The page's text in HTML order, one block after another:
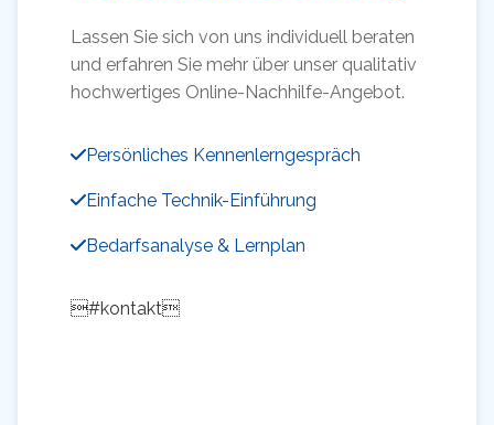
Lassen Sie sich von uns individuell beraten
und erfahren Sie mehr über unser qualitativ
hochwertiges Online-Nachhilfe-Angebot.
Persönliches Kennenlerngespräch
Einfache Technik-Einführung
Bedarfsanalyse & Lernplan
#kontakt